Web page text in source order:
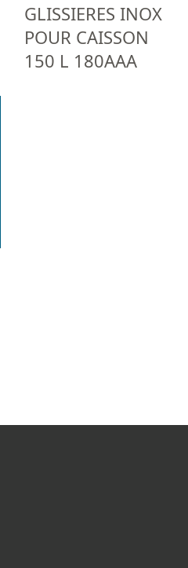
GLISSIERES INOX
POUR CAISSON
150 L 180AAA